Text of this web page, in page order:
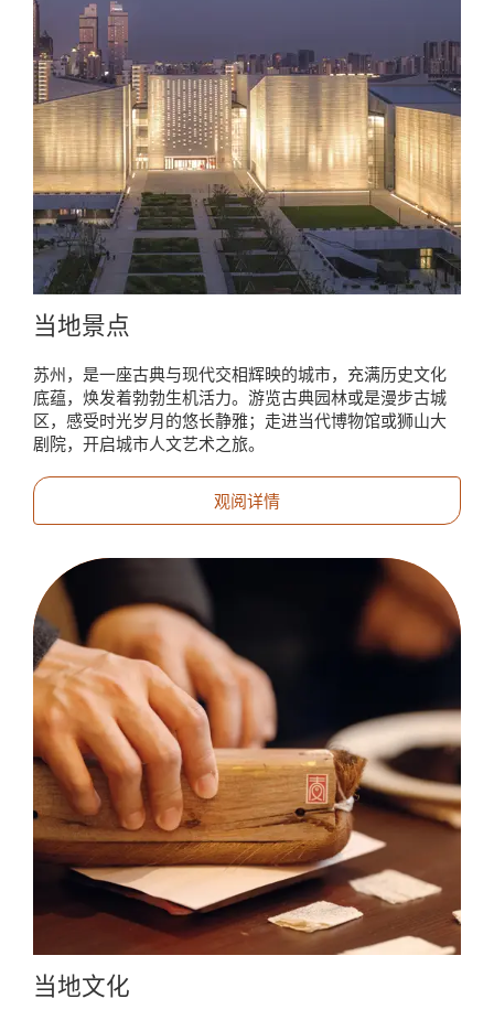
当地景点
苏州，是一座古典与现代交相辉映的城市，充满历史文化
底蕴，焕发着勃勃生机活力。游览古典园林或是漫步古城
区，感受时光岁月的悠长静雅；走进当代博物馆或狮山大
剧院，开启城市人文艺术之旅。
观阅详情
当地文化